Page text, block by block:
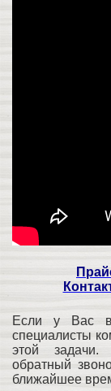
Если у Вас
специалисты
этой задачи.
обратный
ближайшее